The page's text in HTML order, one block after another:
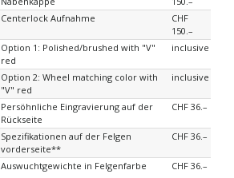
Centerlock Aufnahme
CHF
150.–
Option 1: Polished/brushed with "V"
red
inclusive
Option 2: Wheel matching color with
"V" red
inclusive
Persöhnliche Eingravierung auf der
Rückseite
CHF 36.–
Spezifikationen auf der Felgen
vorderseite**
CHF 36.–
Auswuchtgewichte in Felgenfarbe CHF 36.–